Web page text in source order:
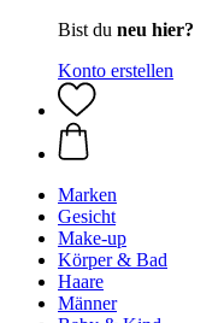
Bist du neu hier?
Konto erstellen
Marken
Gesicht
Make-up
Körper & Bad
Haare
Männer